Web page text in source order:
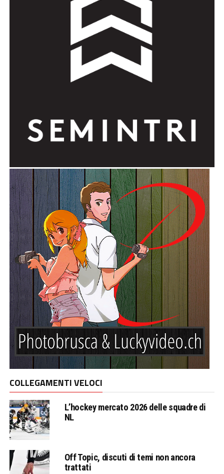
COLLEGAMENTI VELOCI
L’hockey mercato 2026 delle squadre di
NL
Off Topic, discuti di temi non ancora
trattati